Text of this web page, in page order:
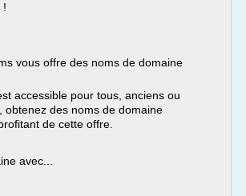
!
vous offre des noms de domaine
accessible pour tous, anciens ou
obtenez des noms de domaine
de cette offre.
avec...